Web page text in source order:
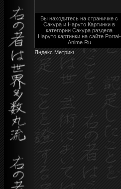
Вы находитесь на страничке с
Сакура и Наруто Картинки в
категории Сакура раздела
Наруто картинки на сайте Portal-
Anime.Ru